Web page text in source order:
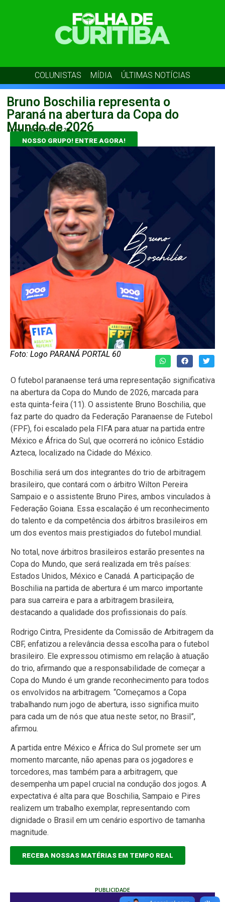
COLUNISTAS MÍDIA ÚLTIMAS NOTÍCIAS
Bruno Boschilia representa o
Paraná na abertura da Copa do
Mundo de 2026
admin 10/06/2026 07:20
NOSSO GRUPO! ENTRE AGORA!
Foto: Logo PARANÁ PORTAL 60
O futebol paranaense terá uma representação significativa
na abertura da Copa do Mundo de 2026, marcada para
esta quinta-feira (11). O assistente Bruno Boschilia, que
faz parte do quadro da Federação Paranaense de Futebol
(FPF), foi escalado pela FIFA para atuar na partida entre
México e África do Sul, que ocorrerá no icônico Estádio
Azteca, localizado na Cidade do México.
Boschilia será um dos integrantes do trio de arbitragem
brasileiro, que contará com o árbitro Wilton Pereira
Sampaio e o assistente Bruno Pires, ambos vinculados à
Federação Goiana. Essa escalação é um reconhecimento
do talento e da competência dos árbitros brasileiros em
um dos eventos mais prestigiados do futebol mundial.
No total, nove árbitros brasileiros estarão presentes na
Copa do Mundo, que será realizada em três países:
Estados Unidos, México e Canadá. A participação de
Boschilia na partida de abertura é um marco importante
para sua carreira e para a arbitragem brasileira,
destacando a qualidade dos profissionais do país.
Rodrigo Cintra, Presidente da Comissão de Arbitragem da
CBF, enfatizou a relevância dessa escolha para o futebol
brasileiro. Ele expressou otimismo em relação à atuação
do trio, afirmando que a responsabilidade de começar a
Copa do Mundo é um grande reconhecimento para todos
os envolvidos na arbitragem. “Começamos a Copa
trabalhando num jogo de abertura, isso significa muito
para cada um de nós que atua neste setor, no Brasil”,
afirmou.
A partida entre México e África do Sul promete ser um
momento marcante, não apenas para os jogadores e
torcedores, mas também para a arbitragem, que
desempenha um papel crucial na condução dos jogos. A
expectativa é alta para que Boschilia, Sampaio e Pires
realizem um trabalho exemplar, representando com
dignidade o Brasil em um cenário esportivo de tamanha
magnitude.
RECEBA NOSSAS MATÉRIAS EM TEMPO REAL
PUBLICIDADE